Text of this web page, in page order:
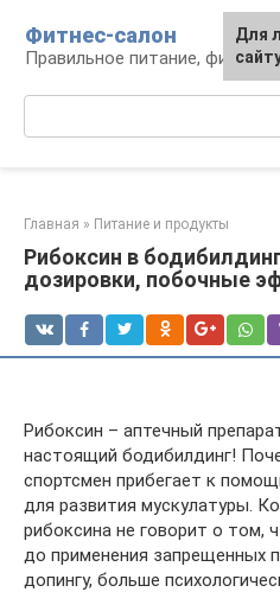
контенту
Фитнес-салон
Правильное питание, фитнес,
Главная » Питание и продукты
Рибоксин в
дозировки, побочные
Рибоксин – аптечный
настоящий бодибилдинг!
спортсмен прибегает к
для развития мускулатуры.
рибоксина не говорит о том,
до применения запрещенных
допингу, больше
Для